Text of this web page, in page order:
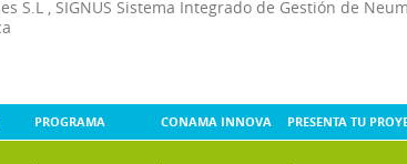
S.L
SIGNUS Sistema Integrado de Gestión de
PROGRAMA CONAMA INNOVA PRESENTA TU